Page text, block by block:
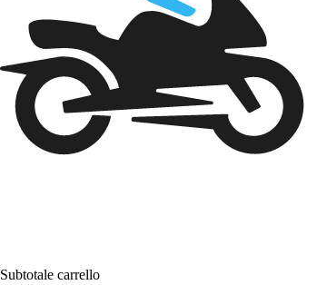
Subtotale carrello